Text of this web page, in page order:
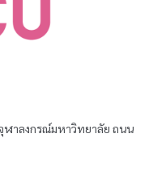
ฬาลงกรณ์มหาวิทยาลัย ถนน